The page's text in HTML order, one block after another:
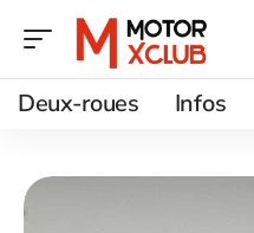
Deux-roues Infos